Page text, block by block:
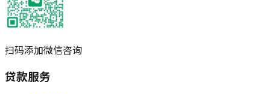
扫码添加微信咨询
贷款服务